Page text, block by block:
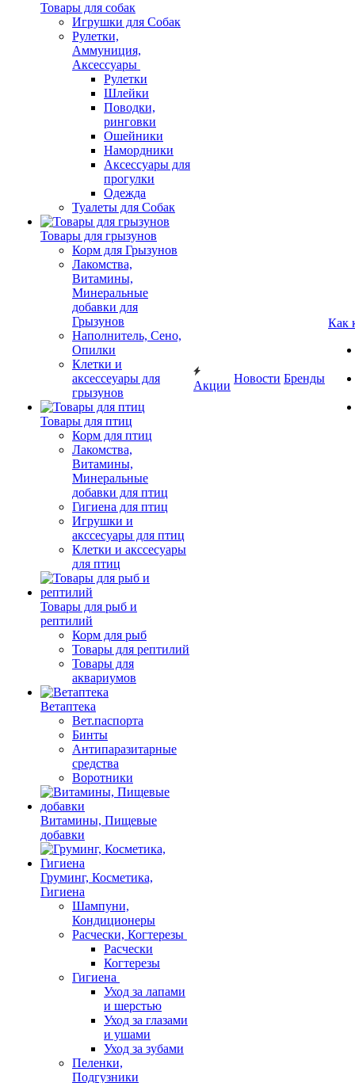
Товары для собак
Игрушки для Собак
Рулетки,
Аммуниция,
Аксессуары
Рулетки
Шлейки
Поводки,
ринговки
Ошейники
Намордники
Аксессуары для
прогулки
Одежда
Туалеты для Собак
Товары для грызунов
Корм для Грызунов
Лакомства,
Витамины,
Минеральные
добавки для
Грызунов
Наполнитель, Сено,
Опилки
Клетки и
аксессеуары для
грызунов
Товары для птиц
Корм для птиц
Лакомства,
Витамины,
Минеральные
добавки для птиц
Гигиена для птиц
Игрушки и
акссесуары для птиц
Клетки и акссесуары
для птиц
Товары для рыб и
рептилий
Корм для рыб
Товары для рептилий
Товары для
аквариумов
Ветаптека
Вет.паспорта
Бинты
Антипаразитарные
средства
Воротники
Витамины, Пищевые
добавки
Груминг, Косметика,
Гигиена
Шампуни,
Кондиционеры
Расчески, Когтерезы
Расчески
Когтерезы
Гигиена
Уход за лапами
и шерстью
Уход за глазами
и ушами
Уход за зубами
Пеленки,
Подгузники
Акции
Новости Бренды
Как